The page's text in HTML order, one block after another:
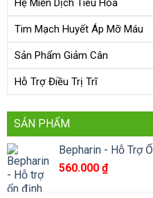
Tim Mạch Huyết Áp Mỡ Máu
Sản Phẩm Giảm Cân
Hỗ Trợ Điều Trị Trĩ
SẢN PHẨM
Bepharin - Hỗ Trợ
560.000 ₫